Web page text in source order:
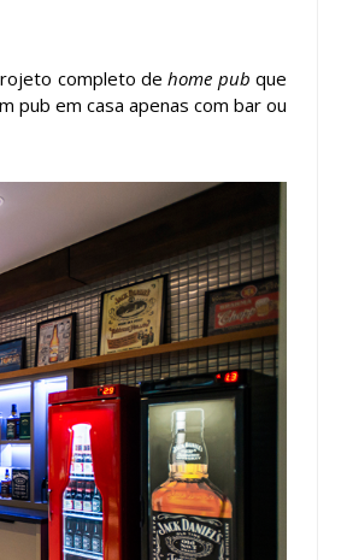
completo dehome pub que
pub em casa apenas com bar ou